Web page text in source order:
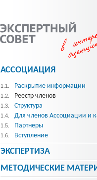
АССОЦИАЦИЯ
1.1. Раскрытие информации
1.2. Реестр членов
1.3. Структура
1.4. Для членов Ассоциации и
1.5. Партнеры
1.6. Вступление
ЭКСПЕРТИЗА
МЕТОДИЧЕСКИE